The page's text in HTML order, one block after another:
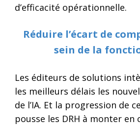
d’efficacité opérationnelle.
Réduire l’écart de
sein de la
Les éditeurs de solutions
les meilleurs délais les
de l’IA. Et la progression de
pousse les DRH à monter en